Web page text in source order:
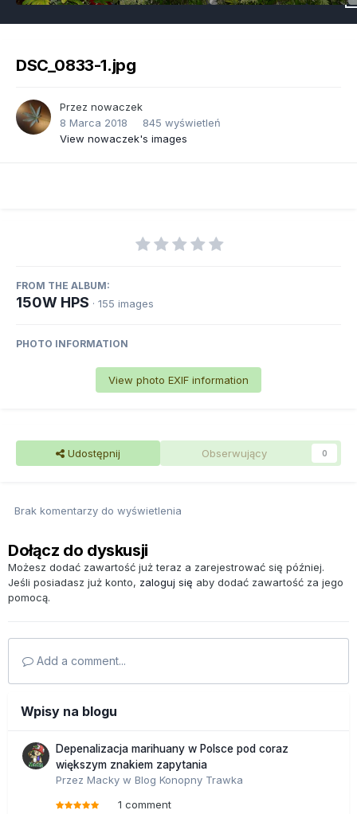
DSC_0833-1.jpg
Przez nowaczek
8 Marca 2018
845 wyświetleń
View nowaczek's images
FROM THE ALBUM:
150W HPS · 155 images
PHOTO INFORMATION
View photo EXIF information
Udostępnij Obserwujący 0
Brak komentarzy do wyświetlenia
Dołącz do dyskusji
Możesz dodać zawartość już teraz a zarejestrować się później.
Jeśli posiadasz już konto, zaloguj się aby dodać zawartość za jego
pomocą.
Add a comment...
Wpisy na blogu
Depenalizacja marihuany w Polsce pod coraz
większym znakiem zapytania
Przez Macky w Blog Konopny Trawka
1 comment